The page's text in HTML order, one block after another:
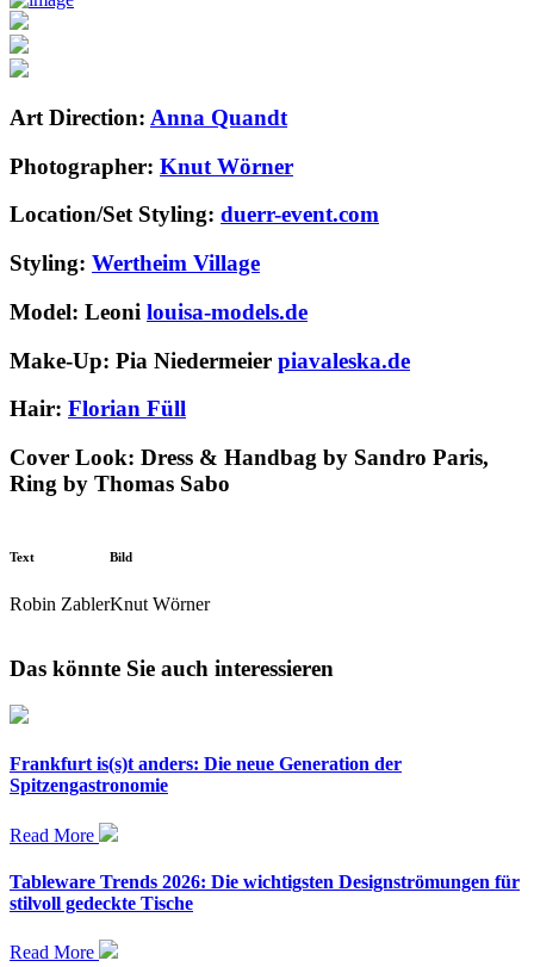
Art Direction: Anna Quandt
Photographer: Knut Wörner
Location/Set Styling: duerr-event.com
Styling: Wertheim Village
Model: Leoni louisa-models.de
Make-Up: Pia Niedermeier piavaleska.de
Hair: Florian Füll
Cover Look: Dress & Handbag by Sandro Paris,
Ring by Thomas Sabo
Text
Robin Zabler
Bild
Knut Wörner
Das könnte Sie auch interessieren
Frankfurt is(s)t anders: Die neue Generation der
Spitzengastronomie
Read More
Tableware Trends 2026: Die wichtigsten Designströmungen für
stilvoll gedeckte Tische
Read More